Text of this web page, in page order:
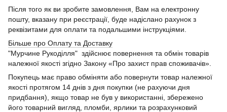
Після того як ви зробите замовлення, Вам на електронну
пошту, вказану при реєстрації, буде надіслано рахунок з
реквізитами для оплати та подальшими інструкціями.
Більше про Оплату та Доставку
"Мурчине Рукоділля" здійснює повернення та обмін товарів
належної якості згідно Закону «Про захист прав споживачів».
Покупець має право обміняти або повернути товар належної
якості протягом 14 днів з дня покупки (не рахуючи дня
придбання), якщо товар не був у використанні, збережено
його товарний вигляд, пломби, ярлики та розрахунковий